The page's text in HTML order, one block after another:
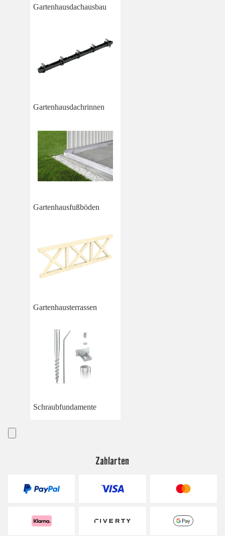
Gartenhausdachausbau
Gartenhausdachrinnen
Gartenhausfußböden
Gartenhausterrassen
Schraubfundamente
Zahlarten